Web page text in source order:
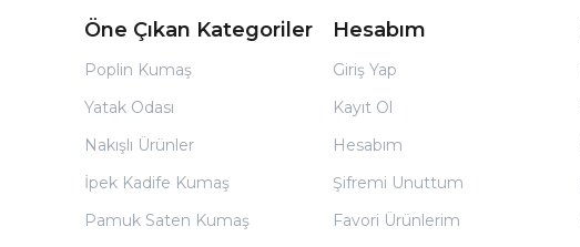
Öne Çıkan Kategoriler
Poplin Kumaş
Yatak Odası
Nakışlı Ürünler
İpek Kadife Kumaş
Pamuk Saten Kumaş
Hesabım
Giriş Yap
Kayıt Ol
Hesabım
Şifremi Unuttum
Favori Ürünlerim